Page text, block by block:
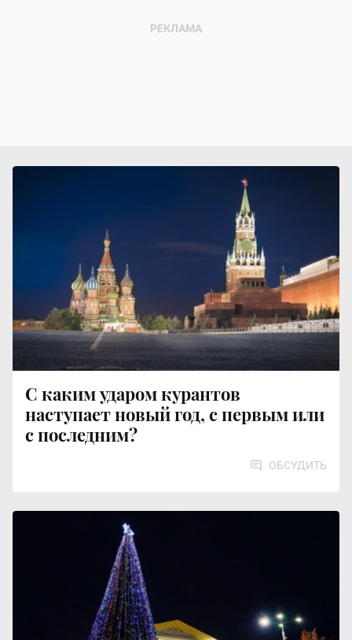
С каким ударом курантов
наступает новый год, с первым или
с последним?
ОБСУДИТЬ